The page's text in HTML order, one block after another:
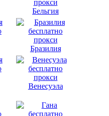
Бельгия
Бразилия
Венесуэла